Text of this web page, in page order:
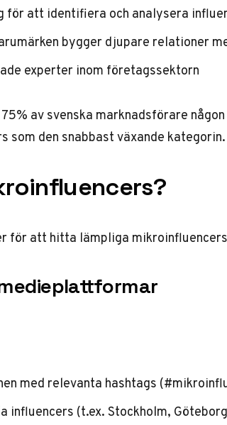
för att identifiera och analysera
bygger djupare relationer
experter inom företagssektorn
av svenska marknadsförare
som den snabbast växande kategorin.
för att hitta lämpliga
med relevanta hashtags
(t.ex. Stockholm,